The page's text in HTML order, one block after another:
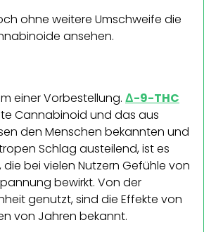
ohne weitere Umschweife die
ansehen.
einer Vorbestellung. Δ-9-THC
Cannabinoid und das aus
den Menschen bekannten und
Schlag austeilend, ist es
bei vielen Nutzern Gefühle von
bewirkt. Von der
genutzt, sind die Effekte von
von Jahren bekannt.